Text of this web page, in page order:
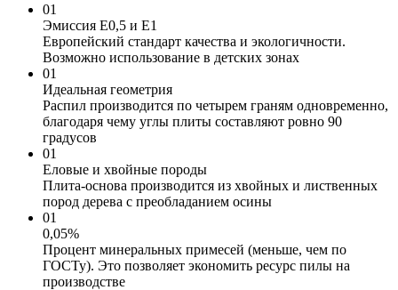
01
Эмиссия Е0,5 и Е1
Европейский стандарт качества и экологичности.
Возможно использование в детских зонах
01
Идеальная геометрия
Распил производится по четырем граням одновременно,
благодаря чему углы плиты составляют ровно 90
градусов
01
Еловые и хвойные породы
Плита-основа производится из хвойных и лиственных
пород дерева с преобладанием осины
01
0,05%
Процент минеральных примесей (меньше, чем по
ГОСТу). Это позволяет экономить ресурс пилы на
производстве